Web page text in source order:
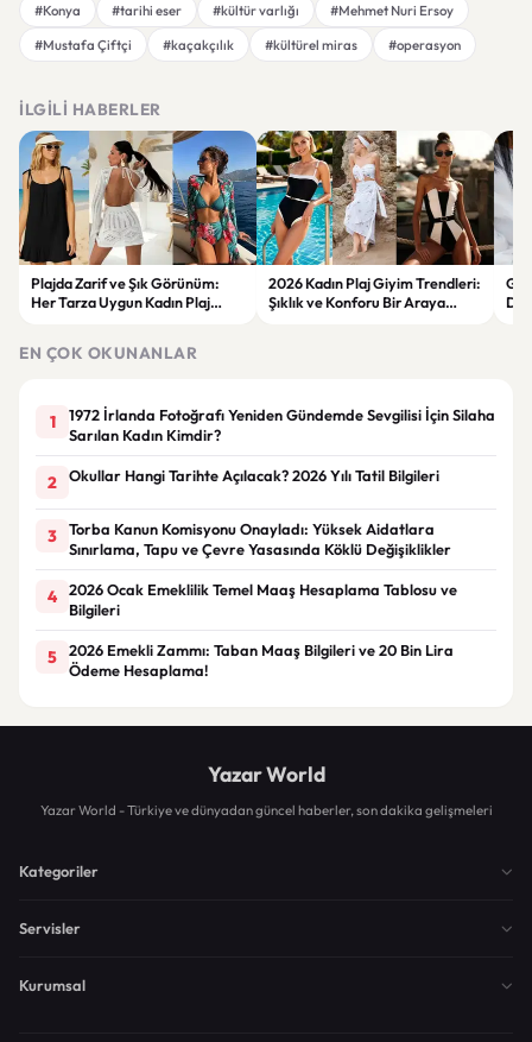
#Konya #tarihi eser #kültür varlığı
#Mehmet Nuri Ersoy
#Mustafa Çiftçi
#kaçakçılık #kültürel miras #operasyon
İLGILI HABERLER
Plajda Zarif ve Şık Görünüm:
Her Tarza Uygun Kadın Plaj
2026 Kadın Plaj Giyim Trendleri:
Şıklık ve Konforu Bir Araya
EN ÇOK OKUNANLAR
1
1972 İrlanda Fotoğrafı Yeniden Gündemde Sevgilisi İçin Silaha
Sarılan Kadın Kimdir?
2 Okullar Hangi Tarihte Açılacak? 2026 Yılı Tatil Bilgileri
3
Torba Kanun Komisyonu Onayladı: Yüksek Aidatlara
Sınırlama, Tapu ve Çevre Yasasında Köklü Değişiklikler
4
2026 Ocak Emeklilik Temel Maaş Hesaplama Tablosu ve
Bilgileri
5
2026 Emekli Zammı: Taban Maaş Bilgileri ve 20 Bin Lira
Ödeme Hesaplama!
Yazar World
Yazar World - Türkiye ve dünyadan güncel haberler, son dakika gelişmeleri
Kategoriler
Servisler
Kurumsal